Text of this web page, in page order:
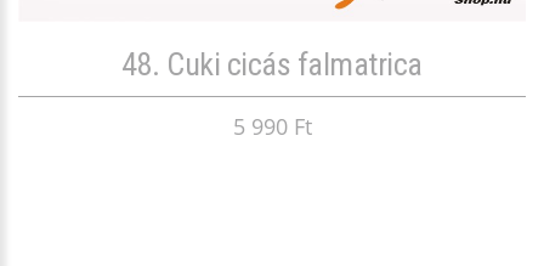
48. Cuki cicás falmatrica
5 990 Ft